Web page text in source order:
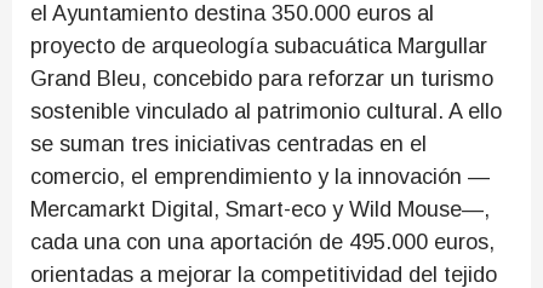
el Ayuntamiento destina 350.000 euros al
proyecto de arqueología subacuática Margullar
Grand Bleu, concebido para reforzar un turismo
sostenible vinculado al patrimonio cultural. A ello
se suman tres iniciativas centradas en el
comercio, el emprendimiento y la innovación —
Mercamarkt Digital, Smart-eco y Wild Mouse—,
cada una con una aportación de 495.000 euros,
orientadas a mejorar la competitividad del tejido